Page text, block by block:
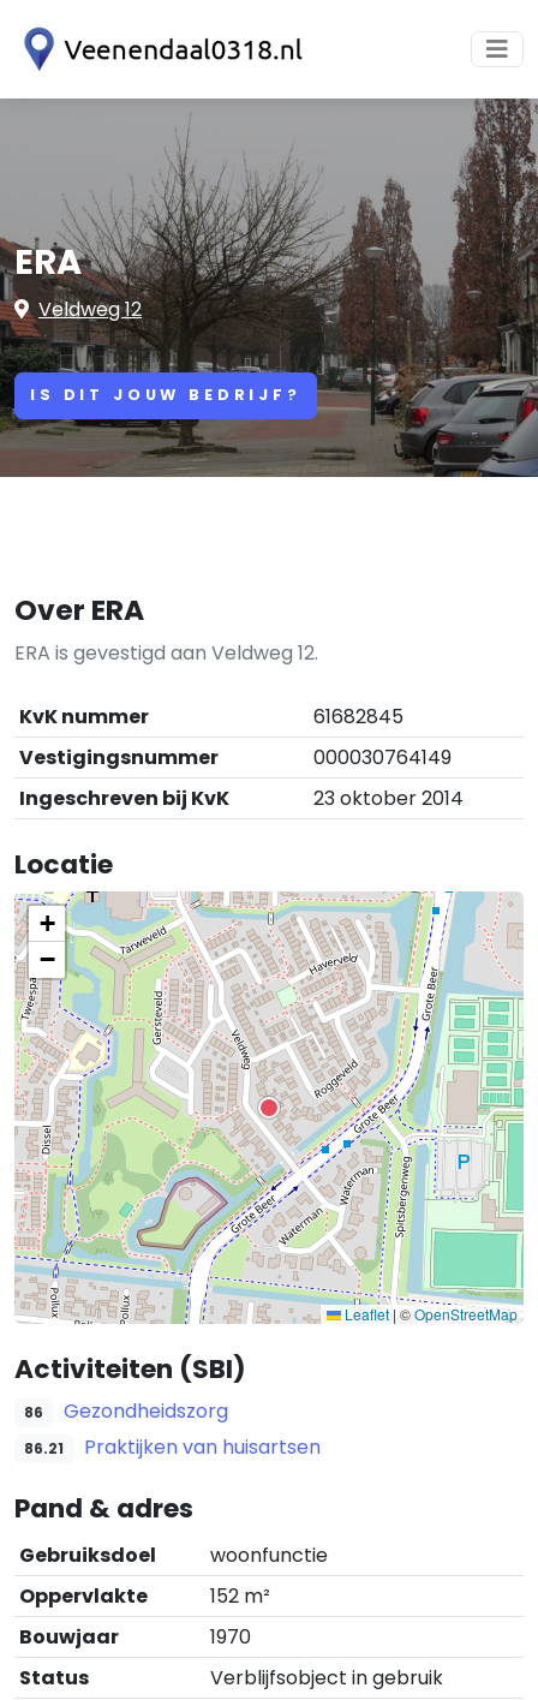
ERA
Veldweg 12
IS DIT JOUW BEDRIJF?
Over ERA
ERA is gevestigd aan Veldweg 12.
KvK nummer
61682845
Vestigingsnummer
000030764149
Ingeschreven bij KvK
23 oktober 2014
Locatie
+
−
Leaflet | ©OpenStreetMap
Activiteiten (SBI)
86 Gezondheidszorg
86.21 Praktijken van huisartsen
Pand & adres
Gebruiksdoel
woonfunctie
Oppervlakte
152 m²
Bouwjaar
1970
Status
Verblijfsobject in gebruik